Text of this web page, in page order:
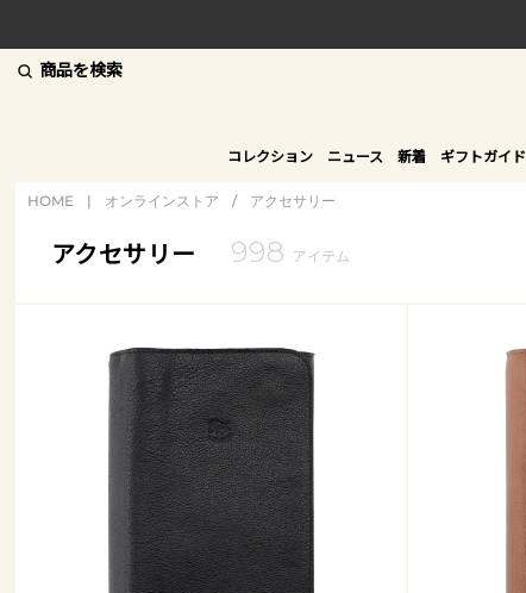
商品を検索
コレクション ニュース 新着 ギフトガイド
HOME | オンラインストア / アクセサリー
アクセサリー 998 アイテム